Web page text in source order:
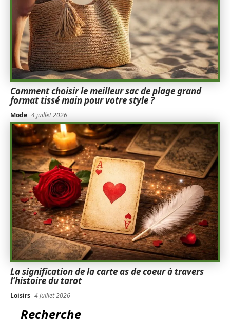
Comment choisir le meilleur sac de plage grand
format tissé main pour votre style ?
Mode 4 juillet 2026
La signification de la carte as de coeur à travers
l’histoire du tarot
Loisirs 4 juillet 2026
Recherche